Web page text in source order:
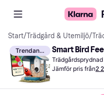
Start/Trädgård & Utemiljö/
Trendande Smart Bird
Trädgårdsprydnad
Jämför pris från2